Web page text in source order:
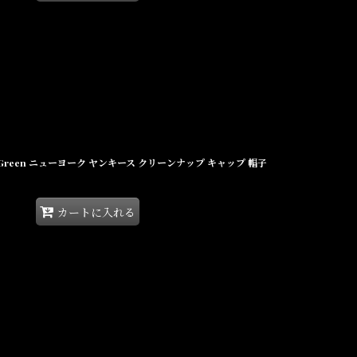
ニューヨーク ヤンキース クリーンナップ キャップ 帽子
カートに入れる